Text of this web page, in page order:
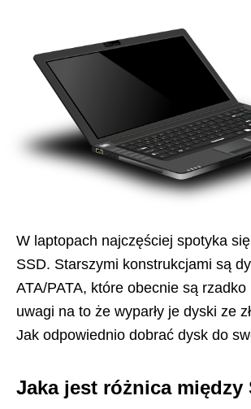
W laptopach najczęściej spotyka
SSD. Starszymi konstrukcjami są
ATA/PATA, które obecnie są
uwagi na to że wyparły je dyski ze
Jak odpowiednio dobrać dysk do
Jaka jest różnica między